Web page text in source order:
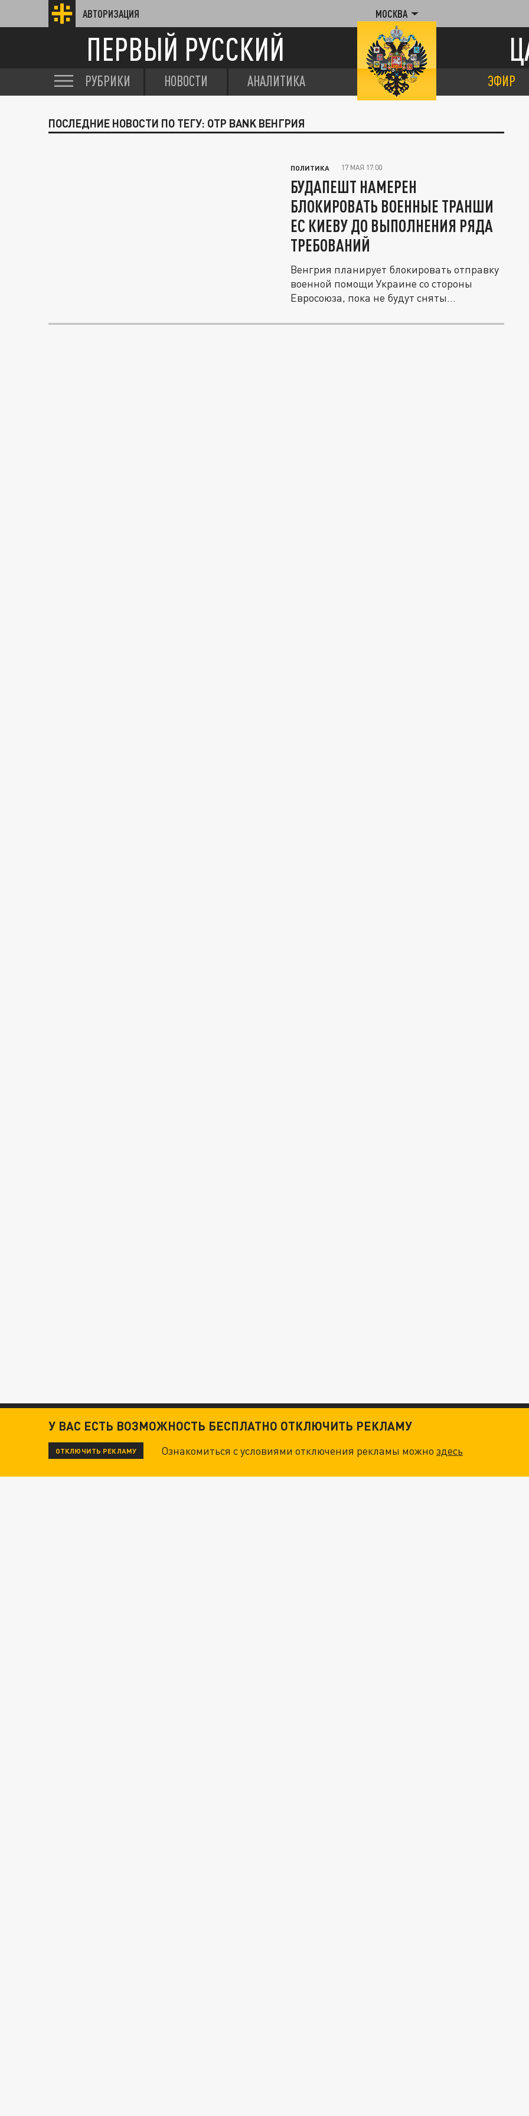
АВТОРИЗАЦИЯ МОСКВА
ПЕРВЫЙ РУССКИЙ
РУБРИКИ НОВОСТИ АНАЛИТИКА ЭФИР
ПОСЛЕДНИЕ НОВОСТИ ПО ТЕГУ: ОТР BANK ВЕНГРИЯ
ПОЛИТИКА 17 МАЯ 17:00
БУДАПЕШТ НАМЕРЕН
БЛОКИРОВАТЬ ВОЕННЫЕ ТРАНШИ
ЕС КИЕВУ ДО ВЫПОЛНЕНИЯ РЯДА
ТРЕБОВАНИЙ
Венгрия планирует блокировать отправку
военной помощи Украине со стороны
Евросоюза, пока не будут сняты...
У ВАС ЕСТЬ ВОЗМОЖНОСТЬ БЕСПЛАТНО ОТКЛЮЧИТЬ РЕКЛАМУ
ОТКЛЮЧИТЬ РЕКЛАМУ Ознакомиться с условиями отключения рекламы можноздесь